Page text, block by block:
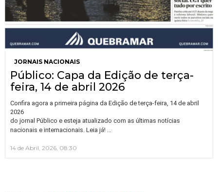
JORNAIS NACIONAIS
Público: Capa da Edição de terça-
feira, 14 de abril 2026
Confira agora a primeira página da Edição de terça-feira, 14 de abril
2026
do jornal Público e esteja atualizado com as últimas notícias
nacionais e internacionais. Leia já!
14 de Abril, 2026, 08:30